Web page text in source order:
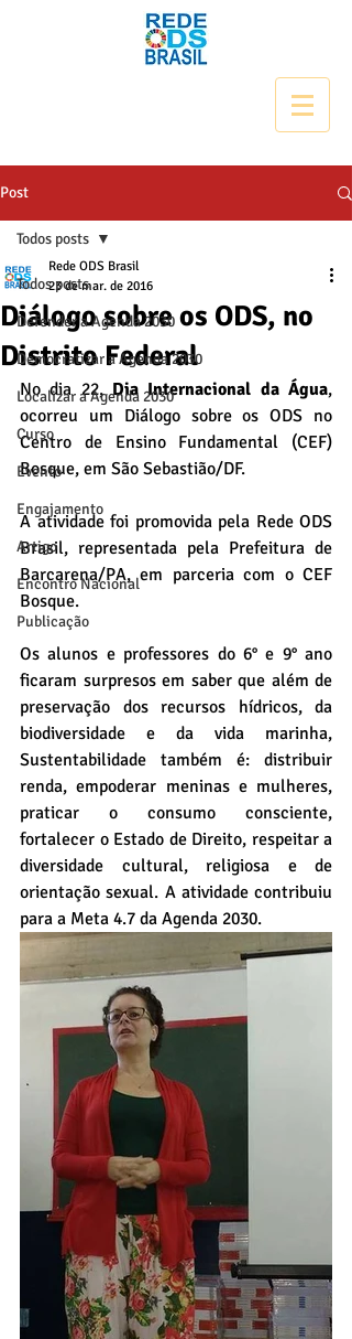
Post
Todos posts
Defender a Agenda 2030
Democratizar a Agenda 2030
Localizar a Agenda 2030
Curso
Evento
Engajamento
Artigo
Encontro Nacional
Publicação
Todos posts
Diálogo sobre os ODS, no
Distrito Federal
Rede ODS Brasil
23 de mar. de 2016
No dia 22, Dia Internacional da Água,
ocorreu um Diálogo sobre os ODS no
Centro de Ensino Fundamental (CEF)
Bosque, em São Sebastião/DF.
A atividade foi promovida pela Rede ODS
Brasil, representada pela Prefeitura de
Barcarena/PA, em parceria com o CEF
Bosque.
Os alunos e professores do 6° e 9° ano
ficaram surpresos em saber que além de
preservação dos recursos hídricos, da
biodiversidade e da vida marinha,
Sustentabilidade também é: distribuir
renda, empoderar meninas e mulheres,
praticar o consumo consciente,
fortalecer o Estado de Direito, respeitar a
diversidade cultural, religiosa e de
orientação sexual. A atividade contribuiu
para a Meta 4.7 da Agenda 2030.